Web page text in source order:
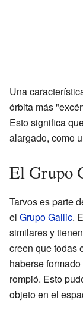
Una
órbita más
Esto significa
alargado, como
El Grupo
Tarvos es parte
el Grupo Gallic.
similares y
creen que todas
haberse
rompió. Esto
objeto en el